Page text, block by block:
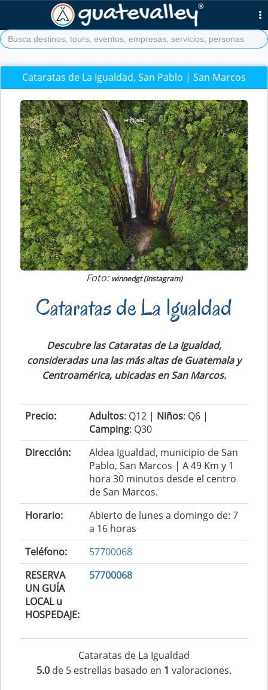
Cataratas de La Igualdad, San Pablo | San Marcos
Foto: winnedgt (Instagram)
Cataratas de La Igualdad
Descubre las Cataratas de La Igualdad,
consideradas una las más altas de Guatemala y
Centroamérica, ubicadas en San Marcos.
Precio: Adultos: Q12 | Niños: Q6 |
Camping: Q30
Dirección:
Aldea Igualdad, municipio de San
Pablo, San Marcos | A 49 Km y 1
hora 30 minutos desde el centro
de San Marcos.
Horario:
Abierto de lunes a domingo de: 7
a 16 horas
Teléfono:
57700068
RESERVA
UN GUÍA
LOCAL u
HOSPEDAJE:
57700068
Cataratas de La Igualdad
5.0 de 5 estrellas basado en 1 valoraciones.